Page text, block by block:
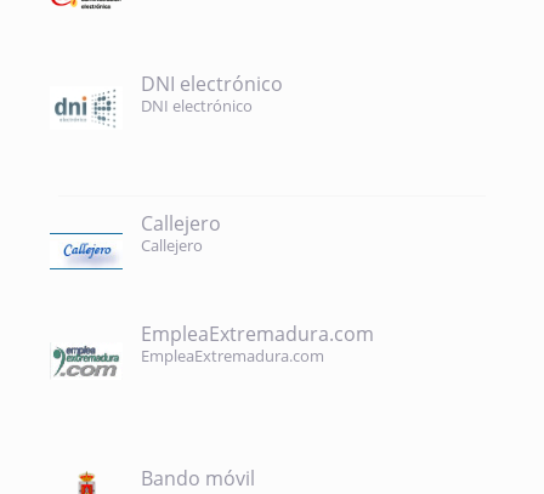
DNI electrónico
DNI electrónico
Callejero
Callejero
EmpleaExtremadura.com
EmpleaExtremadura.com
Bando móvil